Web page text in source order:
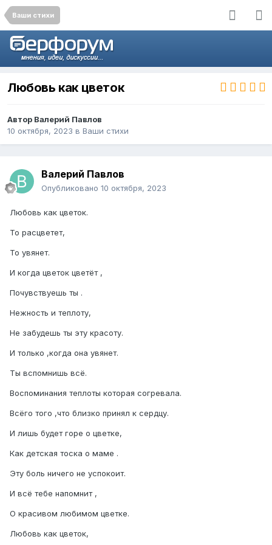
Ваши стихи
Любовь как цветок
Автор Валерий Павлов
10 октября, 2023 в Ваши стихи
Валерий Павлов
Опубликовано 10 октября, 2023
Любовь как цветок.
То расцветет,
То увянет.
И когда цветок цветёт ,
Почувствуешь ты .
Нежность и теплоту,
Не забудешь ты эту красоту.
И только ,когда она увянет.
Ты вспомнишь всё.
Воспоминания теплоты которая согревала.
Всёго того ,что близко принял к сердцу.
И лишь будет горе о цветке,
Как детская тоска о маме .
Эту боль ничего не успокоит.
И всё тебе напомнит ,
О красивом любимом цветке.
Любовь как цветок,